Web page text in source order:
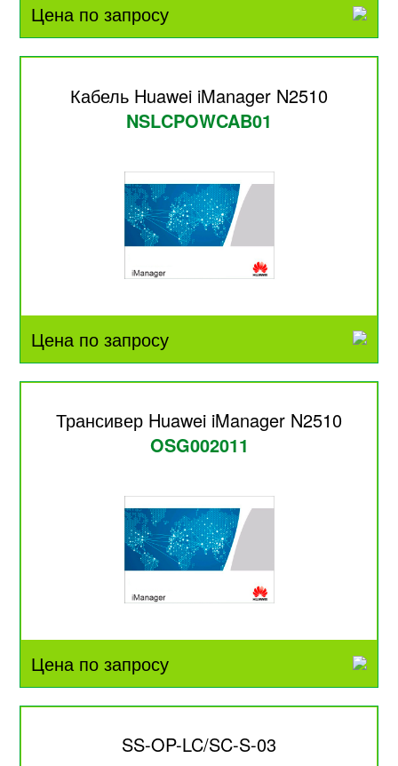
Цена по запросу
Кабель Huawei iManager N2510
NSLCPOWCAB01
Цена по запросу
Трансивер Huawei iManager N2510
OSG002011
Цена по запросу
SS-OP-LC/SC-S-03